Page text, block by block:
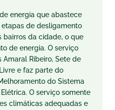
energia que abastece
de desligamento
da cidade, o que
de energia. O serviço
Amaral Ribeiro, Sete de
e faz parte do
do Sistema
O serviço somente
climáticas adequadas e